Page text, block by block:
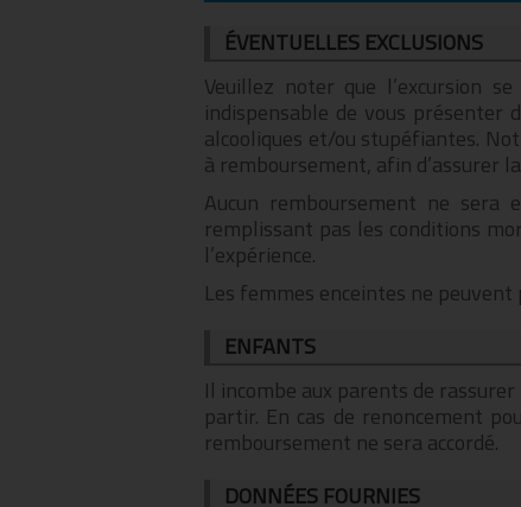
ÉVENTUELLES EXCLUSIONS
Veuillez noter que l’excursion
indispensable de vous présenter
alcooliques et/ou stupéfiantes.
à remboursement, afin d’assurer
Aucun remboursement ne
remplissant pas les conditions
l’expérience.
Les femmes enceintes ne peuvent
ENFANTS
Il incombe aux parents de
partir. En cas de renoncement
remboursement ne sera accordé.
DONNÉES FOURNIES